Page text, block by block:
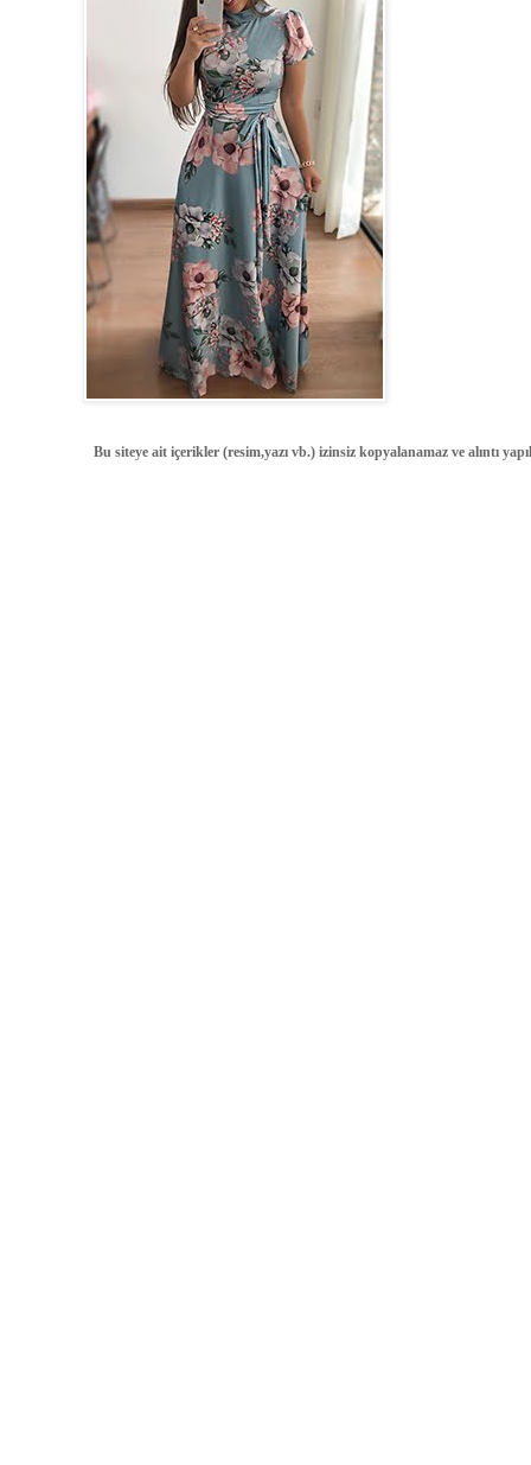
Bu siteye ait içerikler (resim,yazı vb.) izinsiz kopyalanamaz ve alıntı